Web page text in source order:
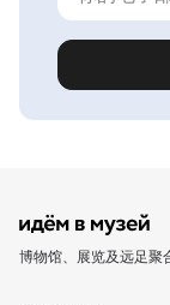
博物馆、展览及远足聚